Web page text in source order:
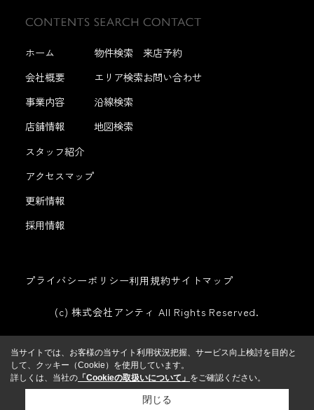
ホーム
会社概要
事業内容
店舗情報
スタッフ紹介
アクセスマップ
更新情報
採用情報
物件検索
エリア検索
沿線検索
地図検索
来店予約
お問い合わせ
プライバシーポリシー利用規約サイトマップ
(c) 株式会社アンティ All Rights Reserved.
当サイトでは、お客様の当サイト利用状況把握、サービス向上検討を目的と
して、クッキー（Cookie）を使用しています。
詳しくは、当社の 「Cookieの取扱いについて」 をご確認ください。
閉じる